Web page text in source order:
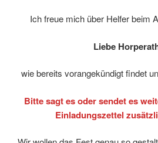
Ich freue mich über Helfer beim
Liebe
wie bereits vorangekündigt findet
Bitte sagt es oder sendet es
Einladungszettel